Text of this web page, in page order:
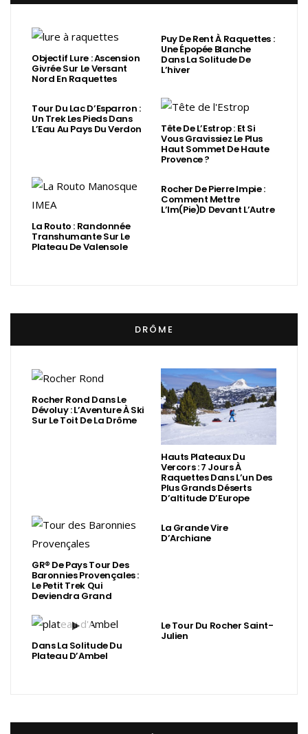
Objectif Lure : Ascension
Givrée Sur Le Versant
Nord En Raquettes
Puy De Rent À Raquettes :
Une Épopée Blanche
Dans La Solitude De
L’hiver
Tour Du Lac D’Esparron :
Un Trek Les Pieds Dans
L’Eau Au Pays Du Verdon Tête De L’Estrop : Et Si
Vous Gravissiez Le Plus
Haut Sommet De Haute
Provence ?
La Routo : Randonnée
Transhumante Sur Le
Plateau De Valensole
Rocher De Pierre Impie :
Comment Mettre
L’Im(Pie)d Devant L’Autre
DRÔME
Rocher Rond Dans Le
Dévoluy : L’Aventure À Ski
Sur Le Toit De La Drôme
Hauts Plateaux Du
Vercors : 7 Jours À
Raquettes Dans L’un Des
Plus Grands Déserts
D’altitude D’Europe
GR® De Pays Tour Des
Baronnies Provençales :
Le Petit Trek Qui
Deviendra Grand
La Grande Vire
D’Archiane
Dans La Solitude Du
Plateau D’Ambel
Le Tour Du Rocher Saint-
Julien